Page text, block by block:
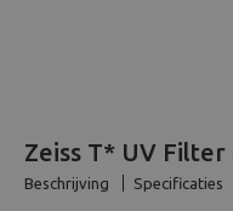
Zeiss T* UV Filter
Beschrijving Specificaties